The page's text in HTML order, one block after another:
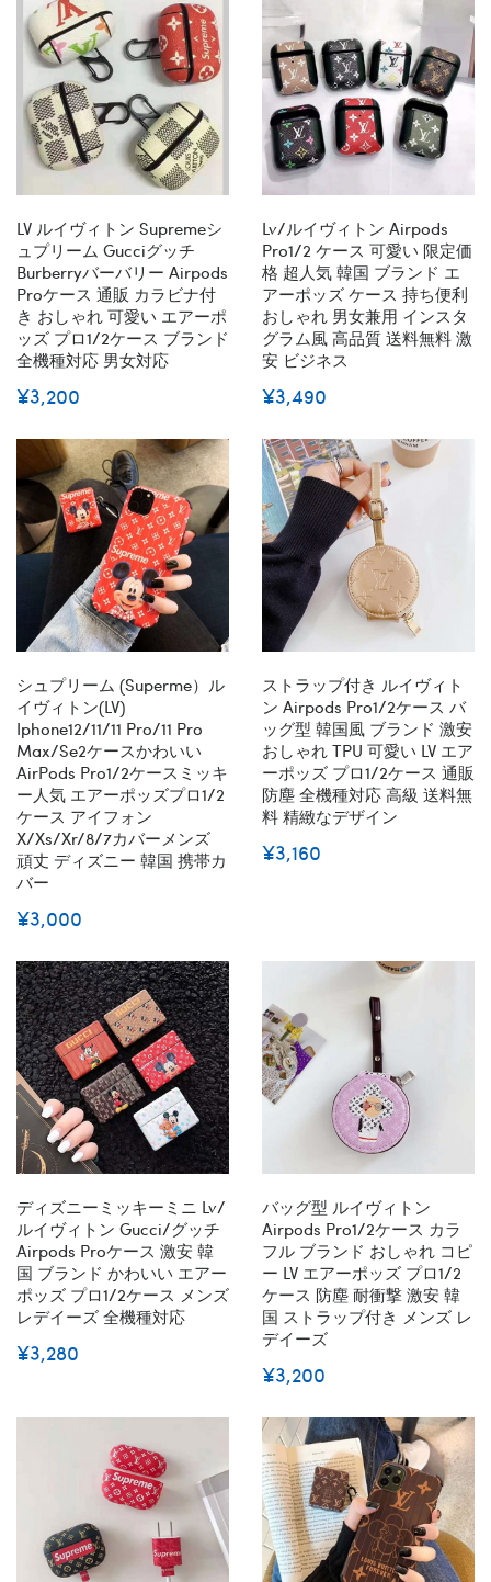
LV ルイヴィトン Supremeシ
ュプリーム Gucciグッチ
Burberryバーバリー Airpods
Proケース 通販 カラビナ付
き おしゃれ 可愛い エアーポ
ッズ プロ1/2ケース ブランド
全機種対応 男女対応
¥3,200
Lv/ルイヴィトン Airpods
Pro1/2 ケース 可愛い 限定価
格 超人気 韓国 ブランド エ
アーポッズ ケース 持ち便利
おしゃれ 男女兼用 インスタ
グラム風 高品質 送料無料 激
安 ビジネス
¥3,490
シュプリーム (superme）ル
イヴィトン(LV)
Iphone12/11/11 Pro/11 Pro
Max/se2ケースかわいい
AirPods Pro1/2ケースミッキ
ー人気 エアーポッズプロ1/2
ケース アイフォン
X/xs/xr/8/7カバーメンズ
頑丈 ディズニー 韓国 携帯カ
バー
¥3,000
ストラップ付き ルイヴィト
ン Airpods Pro1/2ケース バ
ッグ型 韓国風 ブランド 激安
おしゃれ TPU 可愛い LV エア
ーポッズ プロ1/2ケース 通販
防塵 全機種対応 高級 送料無
料 精緻なデザイン
¥3,160
ディズニーミッキーミニ Lv/
ルイヴィトン Gucci/グッチ
Airpods Proケース 激安 韓
国 ブランド かわいい エアー
ポッズ プロ1/2ケース メンズ
レデイーズ 全機種対応
¥3,280
バッグ型 ルイヴィトン
Airpods Pro1/2ケース カラ
フル ブランド おしゃれ コピ
ー LV エアーポッズ プロ1/2
ケース 防塵 耐衝撃 激安 韓
国 ストラップ付き メンズ レ
デイーズ
¥3,200